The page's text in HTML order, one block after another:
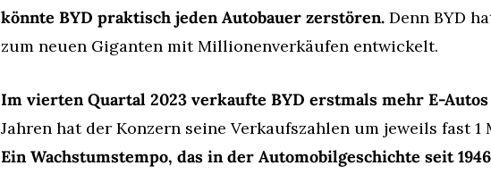
könnte BYD praktisch jeden Autobauer zerstören. Denn BYD
zum neuen Giganten mit Millionenverkäufen entwickelt.
Im vierten Quartal 2023 verkaufte BYD erstmals mehr E-Autos
Ein Wachstumstempo, das in der Automobilgeschichte seit